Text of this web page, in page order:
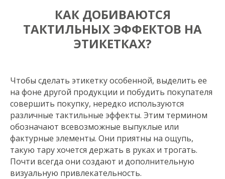
КАК ДОБИВАЮТСЯ
ТАКТИЛЬНЫХ ЭФФЕКТОВ НА
ЭТИКЕТКАХ?
Чтобы сделать этикетку особенной, выделить ее
на фоне другой продукции и побудить покупателя
совершить покупку, нередко используются
различные тактильные эффекты. Этим термином
обозначают всевозможные выпуклые или
фактурные элементы. Они приятны на ощупь,
такую тару хочется держать в руках и трогать.
Почти всегда они создают и дополнительную
визуальную привлекательность.